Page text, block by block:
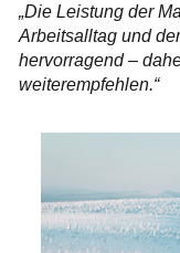
„Die Leistung der
Arbeitsalltag und
hervorragend –
weiterempfehlen.“